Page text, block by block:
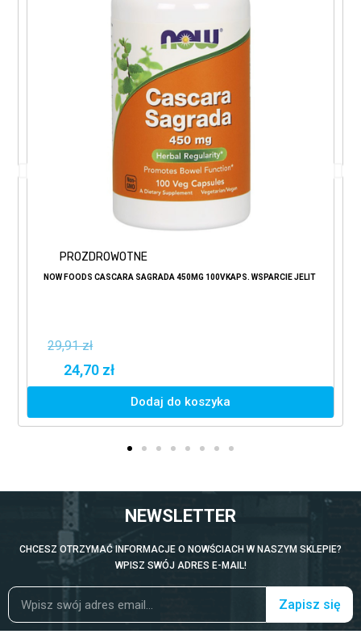
PROZDROWOTNE
NOW FOODS CASCARA SAGRADA 450MG 100VKAPS. WSPARCIE JELIT
29,91 zł
24,70 zł
Dodaj do koszyka
NEWSLETTER
CHCESZ OTRZYMAĆ INFORMACJE O NOWŚCIACH W NASZYM SKLEPIE?
WPISZ SWÓJ ADRES E-MAIL!
Zapisz się